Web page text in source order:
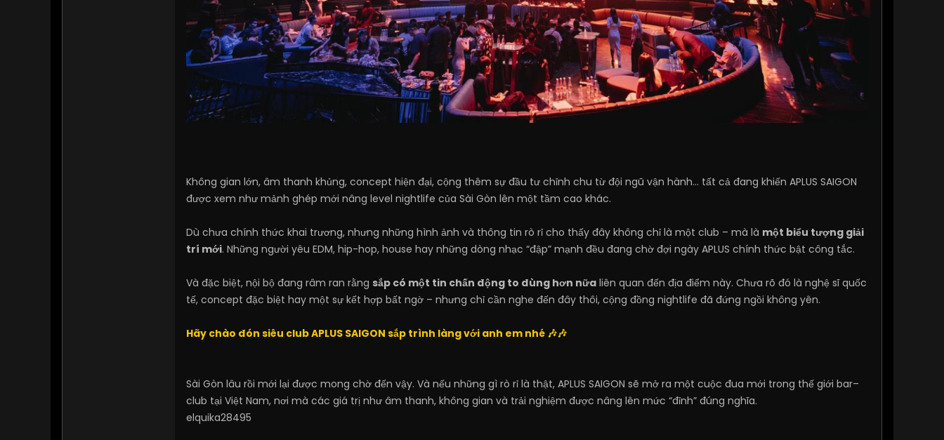
Không gian lớn, âm thanh khủng, concept hiện đại, cộng thêm sự đầu tư chỉnh chu từ đội ngũ vận hành… tất cả đang khiến APLUS SAIGON
được xem như mảnh ghép mới nâng level nightlife của Sài Gòn lên một tầm cao khác.
Dù chưa chính thức khai trương, nhưng những hình ảnh và thông tin rò rỉ cho thấy đây không chỉ là một club – mà là một biểu tượng giải
trí mới. Những người yêu EDM, hip-hop, house hay những dòng nhạc “đập” mạnh đều đang chờ đợi ngày APLUS chính thức bật công tắc.
Và đặc biệt, nội bộ đang râm ran rằng sắp có một tin chấn động to đùng hơn nữa liên quan đến địa điểm này. Chưa rõ đó là nghệ sĩ quốc
tế, concept đặc biệt hay một sự kết hợp bất ngờ – nhưng chỉ cần nghe đến đây thôi, cộng đồng nightlife đã đứng ngồi không yên.
Hãy chào đón siêu club APLUS SAIGON sắp trình làng với anh em nhé 🎶🎶
Sài Gòn lâu rồi mới lại được mong chờ đến vậy. Và nếu những gì rò rỉ là thật, APLUS SAIGON sẽ mở ra một cuộc đua mới trong thế giới bar–
club tại Việt Nam, nơi mà các giá trị như âm thanh, không gian và trải nghiệm được nâng lên mức “đỉnh” đúng nghĩa.
elquika28495